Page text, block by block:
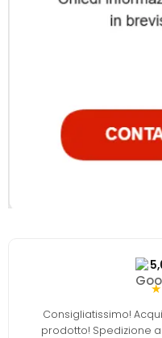
Consigliatissimo!
prodotto! Spedizione